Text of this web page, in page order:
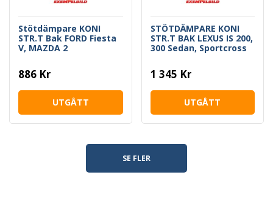
Stötdämpare KONI
STR.T Bak FORD Fiesta
V, MAZDA 2
886 Kr
UTGÅTT
STÖTDÄMPARE KONI
STR.T BAK LEXUS IS 200,
300 Sedan, Sportcross
1 345 Kr
UTGÅTT
SE FLER